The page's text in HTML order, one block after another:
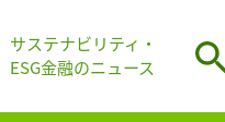
サステナビリティ・
ESG金融のニュース